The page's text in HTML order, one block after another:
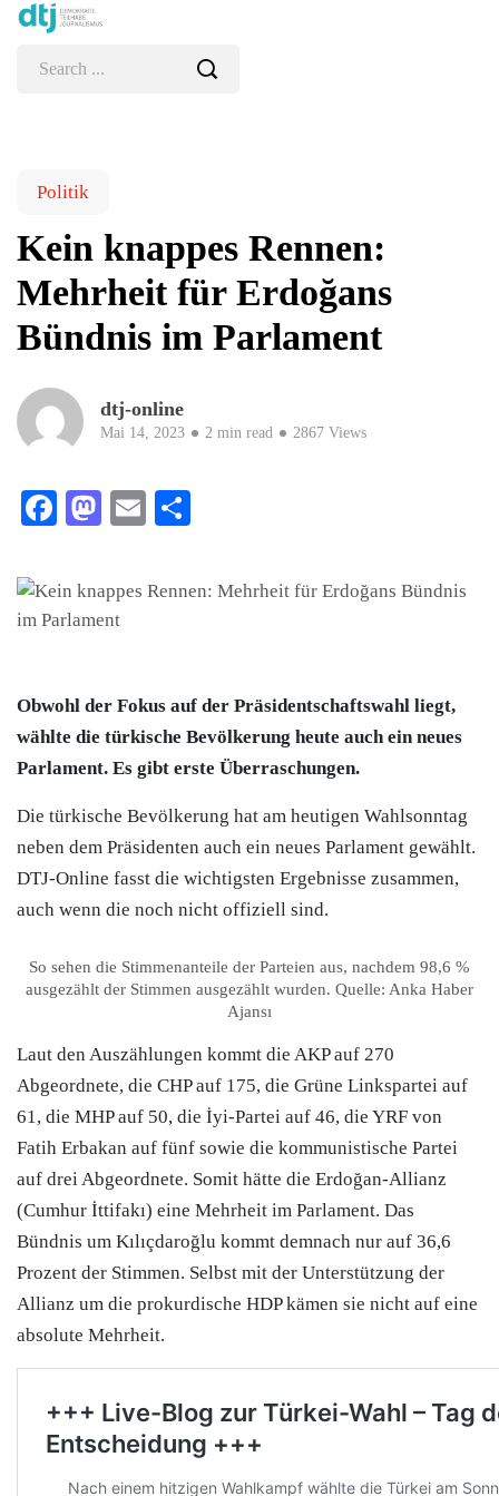
Politik
Kein knappes Rennen:
Mehrheit für Erdoğans
Bündnis im Parlament
dtj-online
Mai 14, 2023 2 min read 2867 Views
Facebook
Mastodon
Email
Obwohl der Fokus auf der Präsidentschaftswahl liegt,
wählte die türkische Bevölkerung heute auch ein neues
Parlament. Es gibt erste Überraschungen.
Die türkische Bevölkerung hat am heutigen Wahlsonntag
neben dem Präsidenten auch ein neues Parlament gewählt.
DTJ-Online fasst die wichtigsten Ergebnisse zusammen,
auch wenn die noch nicht offiziell sind.
So sehen die Stimmenanteile der Parteien aus, nachdem 98,6 %
ausgezählt der Stimmen ausgezählt wurden. Quelle: Anka Haber
Ajansı
Laut den Auszählungen kommt die AKP auf 270
Abgeordnete, die CHP auf 175, die Grüne Linkspartei auf
61, die MHP auf 50, die İyi-Partei auf 46, die YRF von
Fatih Erbakan auf fünf sowie die kommunistische Partei
auf drei Abgeordnete. Somit hätte die Erdoğan-Allianz
(Cumhur İttifakı) eine Mehrheit im Parlament. Das
Bündnis um Kılıçdaroğlu kommt demnach nur auf 36,6
Prozent der Stimmen. Selbst mit der Unterstützung der
Allianz um die prokurdische HDP kämen sie nicht auf eine
absolute Mehrheit.